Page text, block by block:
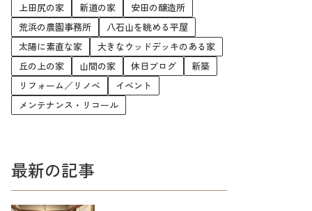
上田尻の家
新道の家
安田の醸造所
荒浜の農園事務所
八石山を眺める平屋
太陽に素直な家
大きなウッドデッキのある家
丘の上の家
山間の家 休日ブログ
新築
リフォーム／リノベ
イベント
メンテナンス・リコール
最新の記事